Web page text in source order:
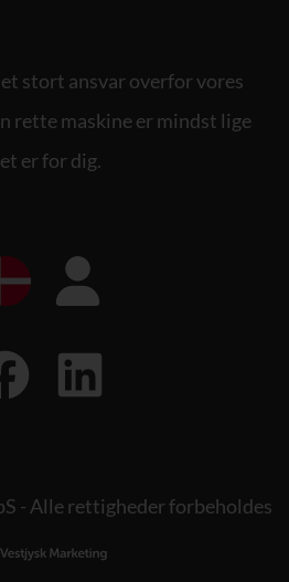
stort ansvar overfor vores
rette maskine er mindst lige
er for dig.
- Alle rettigheder forbeholdes